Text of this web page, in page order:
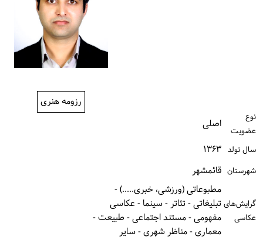
رزومه هنری
نوع
عضویت
اصلی
سال تولد ۱۳۶۳
شهرستان قائمشهر
گرایش‌های
عکاسی
مطبوعاتی (ورزشی، خبری.....) -
تبلیغاتی - تئاتر - سینما - عکاسی
مفهومی - مستند اجتماعی - طبیعت -
معماری - مناظر شهری - سایر